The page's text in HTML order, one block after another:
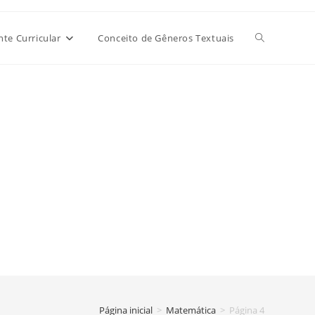
Curricular Conceito de Gêneros Textuais Alternar
Página inicial > Matemática > Página 4